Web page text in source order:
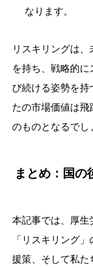
なります。
リスキリングは
を持ち、戦略的
び続ける姿勢を持
たの市場価値は飛
のものとなるでし
まとめ：国の
本記事では、厚生
「リスキリング
援策、そして私た